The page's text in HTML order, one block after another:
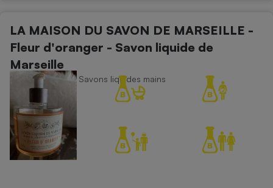
LA MAISON DU SAVON DE MARSEILLE -
Fleur d'oranger - Savon liquide de
Marseille
Soins du corps - Savons liquides mains